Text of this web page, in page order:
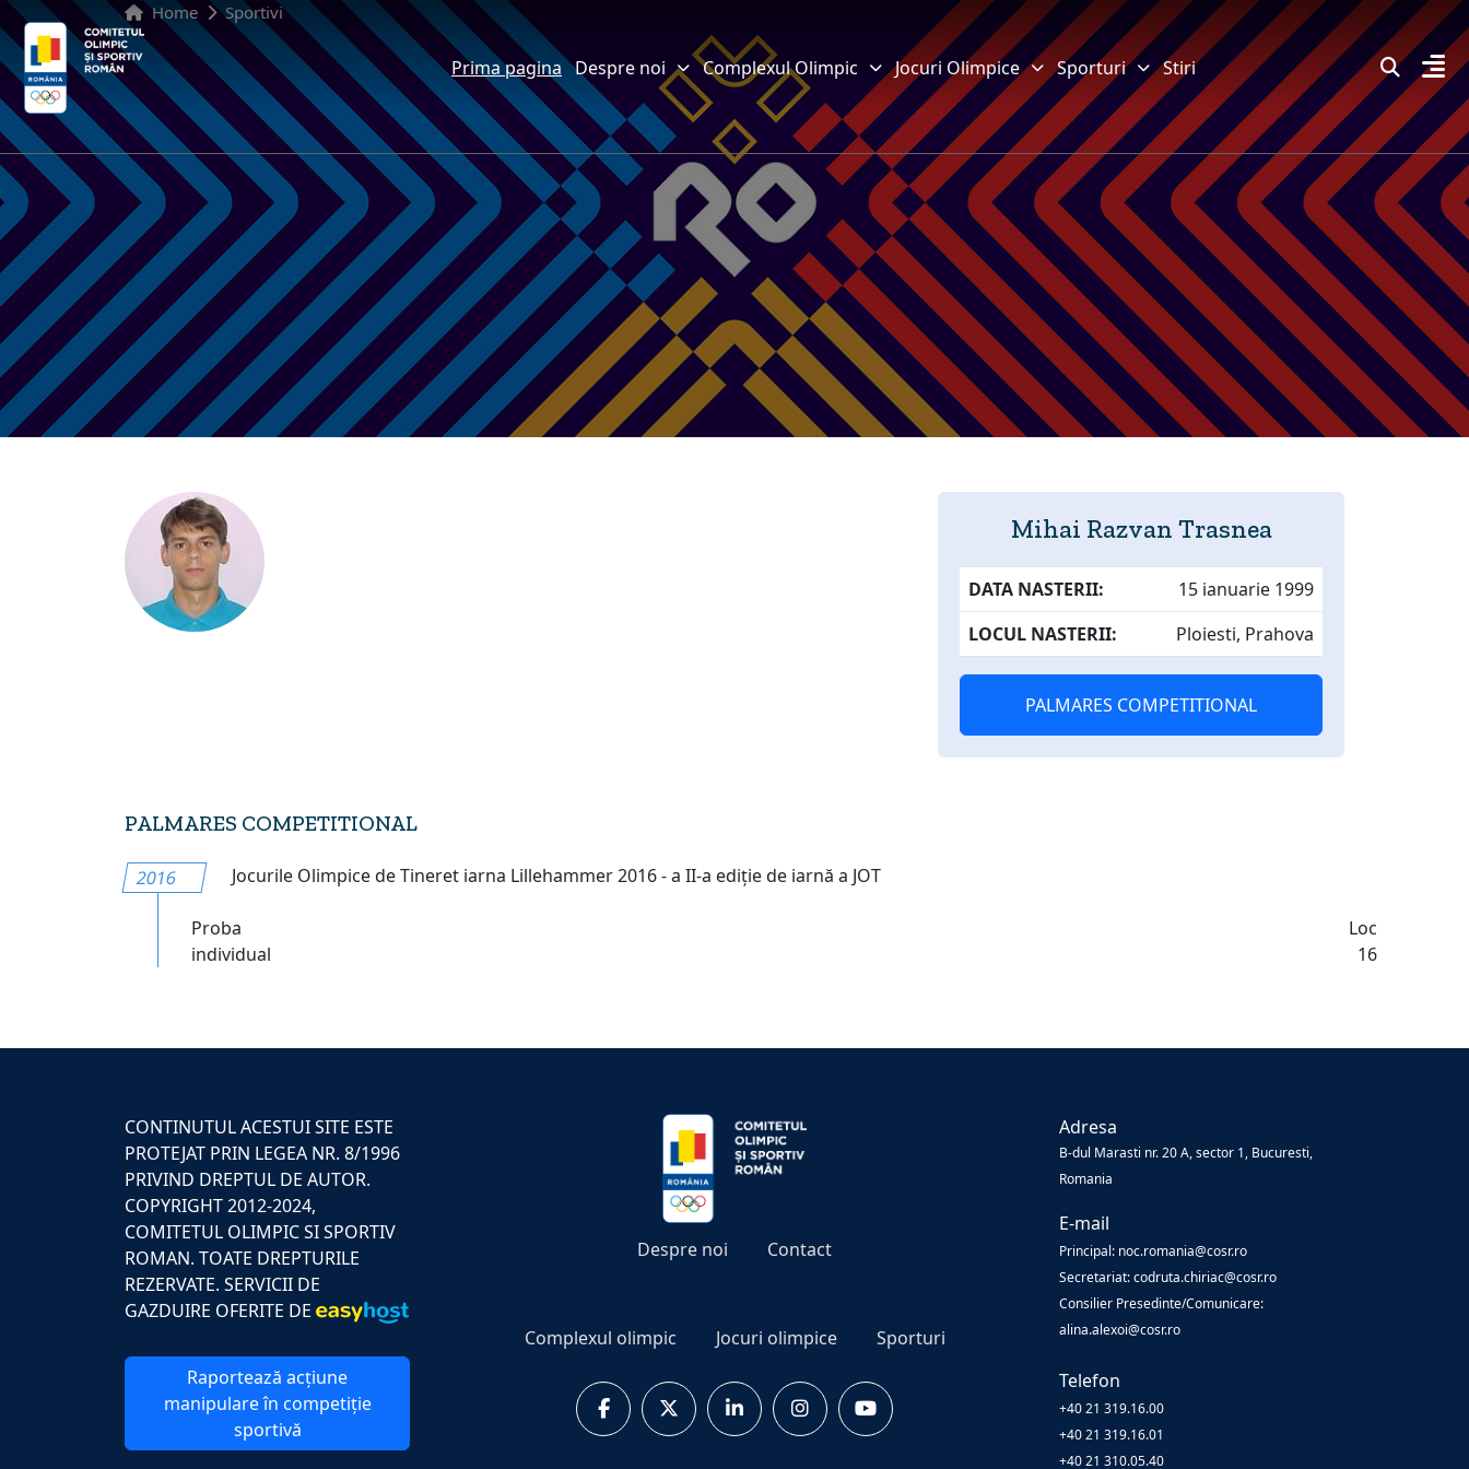
Prima pagina Despre noi Complexul Olimpic Jocuri Olimpice Sporturi Stiri
Home Sportivi
Mihai Razvan Trasnea
DATA NASTERII:
15 ianuarie 1999
LOCUL NASTERII:
Ploiesti, Prahova
PALMARES COMPETITIONAL
PALMARES COMPETITIONAL
2016 Jocurile Olimpice de Tineret iarna Lillehammer 2016 - a II-a ediție de iarnă a JOT
Proba
Loc
individual
16
CONTINUTUL ACESTUI SITE ESTE
PROTEJAT PRIN LEGEA NR. 8/1996
PRIVIND DREPTUL DE AUTOR.
COPYRIGHT 2012-2024,
COMITETUL OLIMPIC SI SPORTIV
ROMAN. TOATE DREPTURILE
REZERVATE. SERVICII DE
GAZDUIRE OFERITE DE
Raportează acțiune
manipulare în competiție
sportivă
Despre noi Contact
Complexul olimpic Jocuri olimpice Sporturi
Adresa
B-dul Marasti nr. 20 A, sector 1, Bucuresti,
Romania
E-mail
Principal: noc.romania@cosr.ro
Secretariat: codruta.chiriac@cosr.ro
Consilier Presedinte/Comunicare:
alina.alexoi@cosr.ro
Telefon
+40 21 319.16.00
+40 21 319.16.01
+40 21 310.05.40